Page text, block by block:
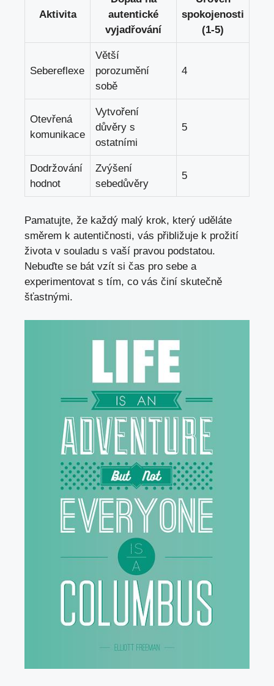
Aktivita
autentické
vyjadřování
spokojenosti
(1-5)
Sebereflexe
Větší
porozumění
sobě
4
Otevřená
komunikace
Vytvoření⁢
důvěry⁣ s​
ostatními
5
Dodržování
hodnot
Zvýšení‍
sebedůvěry
5
Pamatujte,‍ že každý malý krok, který uděláte
směrem k ‌autentičnosti,⁤ vás přibližuje ‍k⁣ prožití
života⁢ v souladu s vaší⁤ pravou⁣ podstatou.
Nebuďte se⁣ bát vzít si‌ čas pro sebe a
experimentovat ⁤s​ tím, co vás činí⁣ skutečně
šťastnými.